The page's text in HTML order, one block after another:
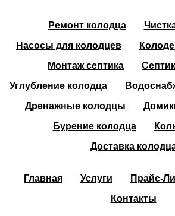
Ремонт колодца
Насосы для колодцев
Монтаж септика
Углубление колодца
Дренажные колодцы
Бурение колодца
Доставка
Главная Услуги Прайс-
Контакты